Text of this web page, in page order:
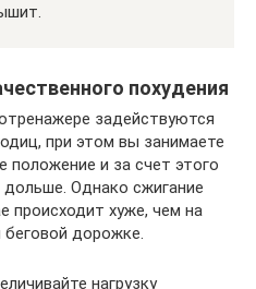
похудения
задействуются
при этом вы занимаете
и за счет этого
Однако сжигание
происходит хуже, чем на
дорожке.
нагрузку